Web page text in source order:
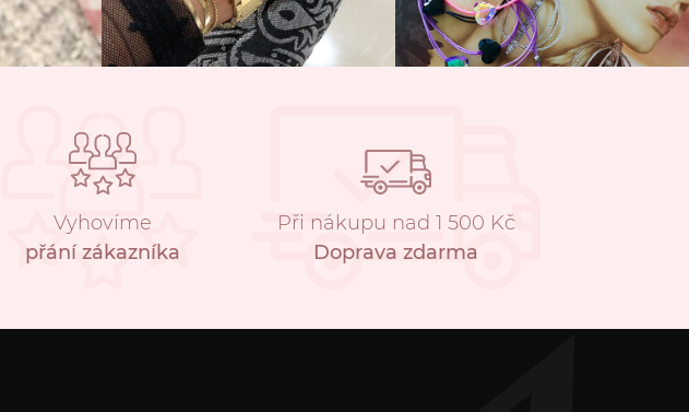
Vyhovíme
přání zákazníka
Při nákupu nad 1 500 Kč
Doprava zdarma